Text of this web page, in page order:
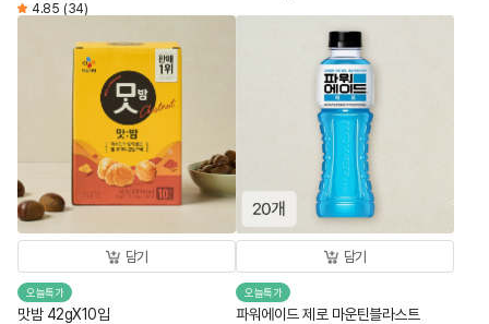
4.85 (34)
담기
오늘특가
맛밤 42gX10입
담기
오늘특가
파워에이드 제로 마운틴블라스트